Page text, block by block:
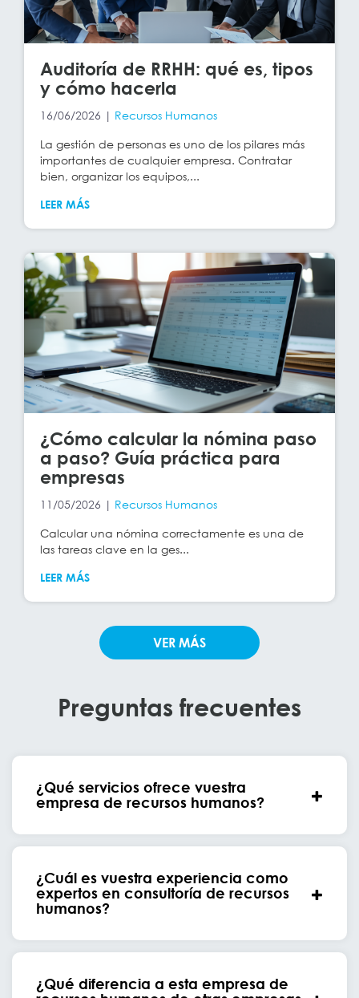
Auditoría de RRHH: qué es, tipos
y cómo hacerla
16/06/2026 | Recursos Humanos
La gestión de personas es uno de los pilares más
importantes de cualquier empresa. Contratar
bien, organizar los equipos,...
LEER MÁS
¿Cómo calcular la nómina paso
a paso? Guía práctica para
empresas
11/05/2026 | Recursos Humanos
Calcular una nómina correctamente es una de
las tareas clave en la ges...
LEER MÁS
VER MÁS
Preguntas frecuentes
¿Qué servicios ofrece vuestra
empresa de recursos humanos?
¿Cuál es vuestra experiencia como
expertos en consultoría de recursos
humanos?
¿Qué diferencia a esta empresa de